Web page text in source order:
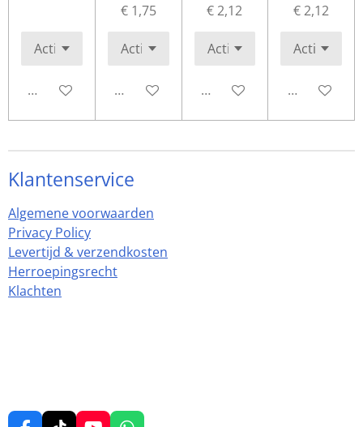
Bekijk details
€ 1,75
Bekijk details
€ 2,12
Bekijk details
€ 2,12
Bekijk
Klantenservice
Algemene voorwaarden
Privacy Policy
Levertijd & verzendkosten
Herroepingsrecht
Klachten